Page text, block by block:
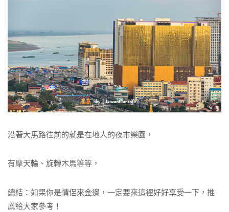
沿著大馬路往前的就是在地人的夜市樂園，
有摩天輪、旋轉木馬等等，
總結：如果你是情侶來金邊，一定要來這裡好好享受一下，推
薦給大家參考！